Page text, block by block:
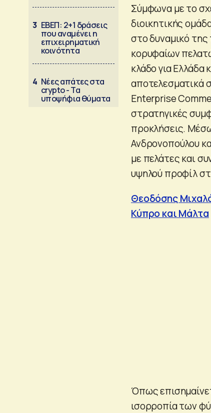
3 ΕΒΕΠ: 2+1 δράσεις
που αναμένει η
επιχειρηματική
κοινότητα
4 Νέες απάτες στα
crypto - Τα
υποψήφια θύματα
Σύμφωνα με το
διοικητικής
στο δυναμικό της
κορυφαίων
κλάδο για
αποτελεσματικά
Enterprise
στρατηγικές
προκλήσεις.
Ανδρονοπούλου
με πελάτες και
υψηλού προφίλ
Θεοδόσης
Κύπρο και Μάλτα
Όπως
ισορροπία των